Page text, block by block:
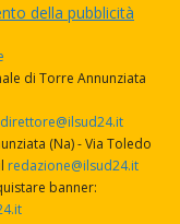
della pubblicità
di Torre Annunziata
direttore@ilsud24.it
(Na) - Via Toledo
redazione@ilsud24.it
banner: